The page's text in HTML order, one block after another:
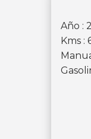
Año :
Kms :